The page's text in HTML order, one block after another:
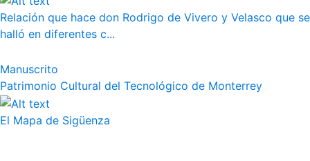
Relación que hace don Rodrigo de Vivero y Velasco que se
halló en diferentes c...
Manuscrito
Patrimonio Cultural del Tecnológico de Monterrey
El Mapa de Sigüenza